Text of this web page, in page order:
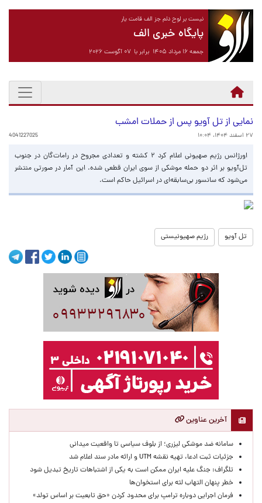
نیست بر لوح دلم جز الف قامت یار
پایگاه خبری الف
جمعه ۱۶ مرداد ۱۴۰۵ برابر با ۰۷ آگوست ۲۰۲۶
نمایی از تل آویو پس از حملات امشب
۲۷ اسفند ۱۴۰۴، ۱۰:۰۴ 4041227025
اورژانس رژیم صهیونی اعلام کرد ۲ کشته و تعدادی مجروح در رامات‌گان در جنوب
تل‌آویو بر اثر دو حمله موشکی از سوی ایران قطعی شده. این آمار در صورتی منتشر
می‌شود که سانسور بی‌سابقه‌ای در اسرائیل حاکم است.
تل آویو رژیم صهیونیستی
آخرین عناوین
سامانه ضد موشکی لیزری؛ از بلوف سیاسی تا واقعیت میدانی
جزئیات ثبت ادعا، تهیه نقشه UTM و ارائه مادر سند اعلام شد
تلگراف: جنگ علیه ایران ممکن است به یکی از اشتباهات تاریخ تبدیل شود
خطر پنهان التهاب لثه برای استخوان‌ها
فرمان اجرایی دوباره ترامپ برای محدود کردن «حق تابعیت بر اساس تولد»